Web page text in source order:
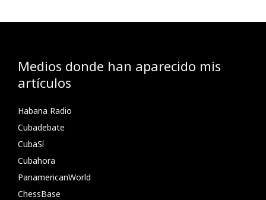
Medios donde han aparecido mis
artículos
Habana Radio
Cubadebate
CubaSí
Cubahora
PanamericanWorld
ChessBase